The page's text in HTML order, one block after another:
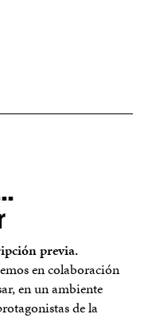
previa.
en colaboración
en un ambiente
de la